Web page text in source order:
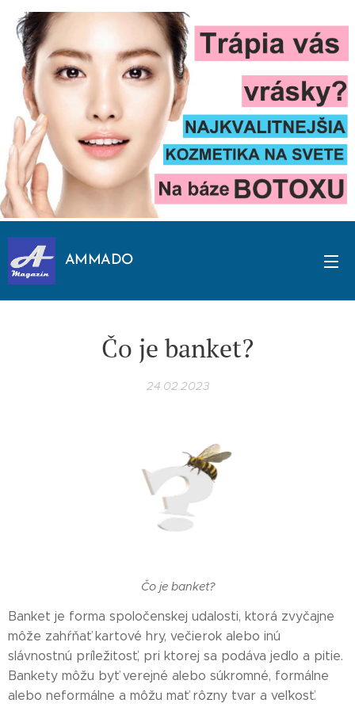
AMMADO
Čo je banket?
24.02.2023
Čo je banket?
Banket je forma spoločenskej udalosti, ktorá zvyčajne
môže zahŕňať kartové hry, večierok alebo inú
slávnostnú príležitosť, pri ktorej sa podáva jedlo a pitie.
Bankety môžu byť verejné alebo súkromné, formálne
alebo neformálne a môžu mať rôzny tvar a veľkosť.